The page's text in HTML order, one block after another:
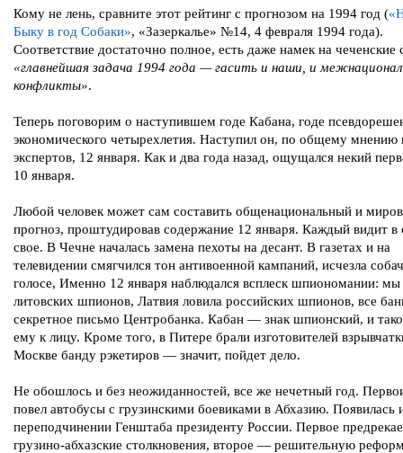
Кому не лень, сравните этот рейтинг с прогнозом на 1994 год (
Быку в год Собаки», «Зазеркалье» №14, 4 февраля 1994 года).
Соответствие достаточно полное, есть даже намек на чеченские
«главнейшая задача 1994 года — гасить и наши, и
конфликты».
Теперь поговорим о наступившем годе Кабана, годе
экономического четырехлетия. Наступил он, по общему
экспертов, 12 января. Как и два года назад, ощущался некий
10 января.
Любой человек может сам составить общенациональный и
прогноз, проштудировав содержание 12 января. Каждый видит в
свое. В Чечне началась замена пехоты на десант. В газетах и на
телевидении смягчился тон антивоенной кампаний, исчезла
голосе, Именно 12 января наблюдался всплеск шпиономании: мы
литовских шпионов, Латвия ловила российских шпионов, все
секретное письмо Центробанка. Кабан — знак шпионский, и
ему к лицу. Кроме того, в Питере брали изготовителей
Москве банду рэкетиров — значит, пойдет дело.
Не обошлось и без неожиданностей, все же нечетный год.
повел автобусы с грузинскими боевиками в Абхазию. Появилась
переподчинении Генштаба президенту России. Первое
грузино-абхазские столкновения, второе — решительную